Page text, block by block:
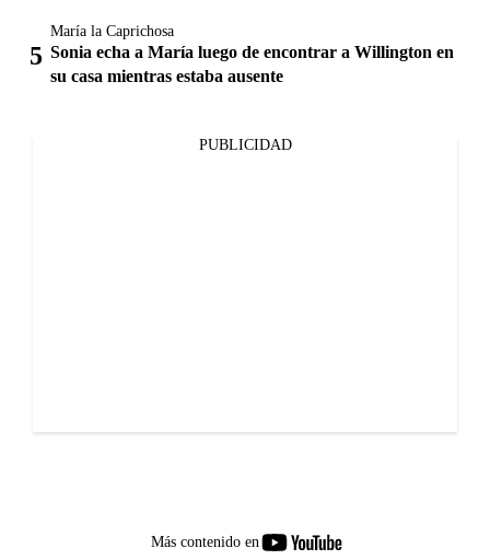
María la Caprichosa
Sonia echa a María luego de encontrar a Willington en
su casa mientras estaba ausente
PUBLICIDAD
Más contenido en
youtube-